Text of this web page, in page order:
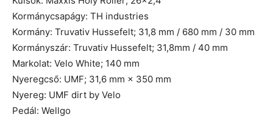
Kormánycsapágy: TH industries
Kormány: Truvativ Hussefelt; 31,8 mm / 680 mm / 30 mm
Kormányszár: Truvativ Hussefelt; 31,8mm / 40 mm
Markolat: Velo White; 140 mm
Nyeregcső: UMF; 31,6 mm × 350 mm
Nyereg: UMF dirt by Velo
Pedál: Wellgo